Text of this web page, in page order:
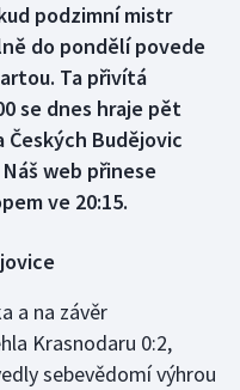
podzimní mistr
do pondělí povede
Ta přivítá
se dnes hraje pět
Budějovic
web přinese
ve 20:15.
a na závěr
Krasnodaru 0:2,
sebevědomí výhrou